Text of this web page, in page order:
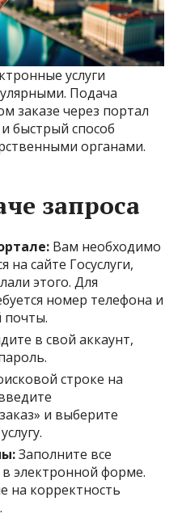
услуги
Подача
заказе через портал
быстрый способ
органами.
запроса
Вам необходимо
на сайте Госуслуги,
этого. Для
номер телефона и
почты.
в свой аккаунт,
строке на
и выберите
Заполните все
электронной форме.
на корректность